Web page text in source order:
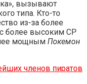
вызывают
типа. Кто-то
из-за более
более высоким CP
мощным Покемон
членов пиратов